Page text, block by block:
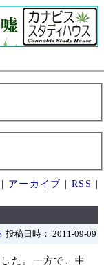
アーカイブ RSS
投稿日時： 2011-09-09